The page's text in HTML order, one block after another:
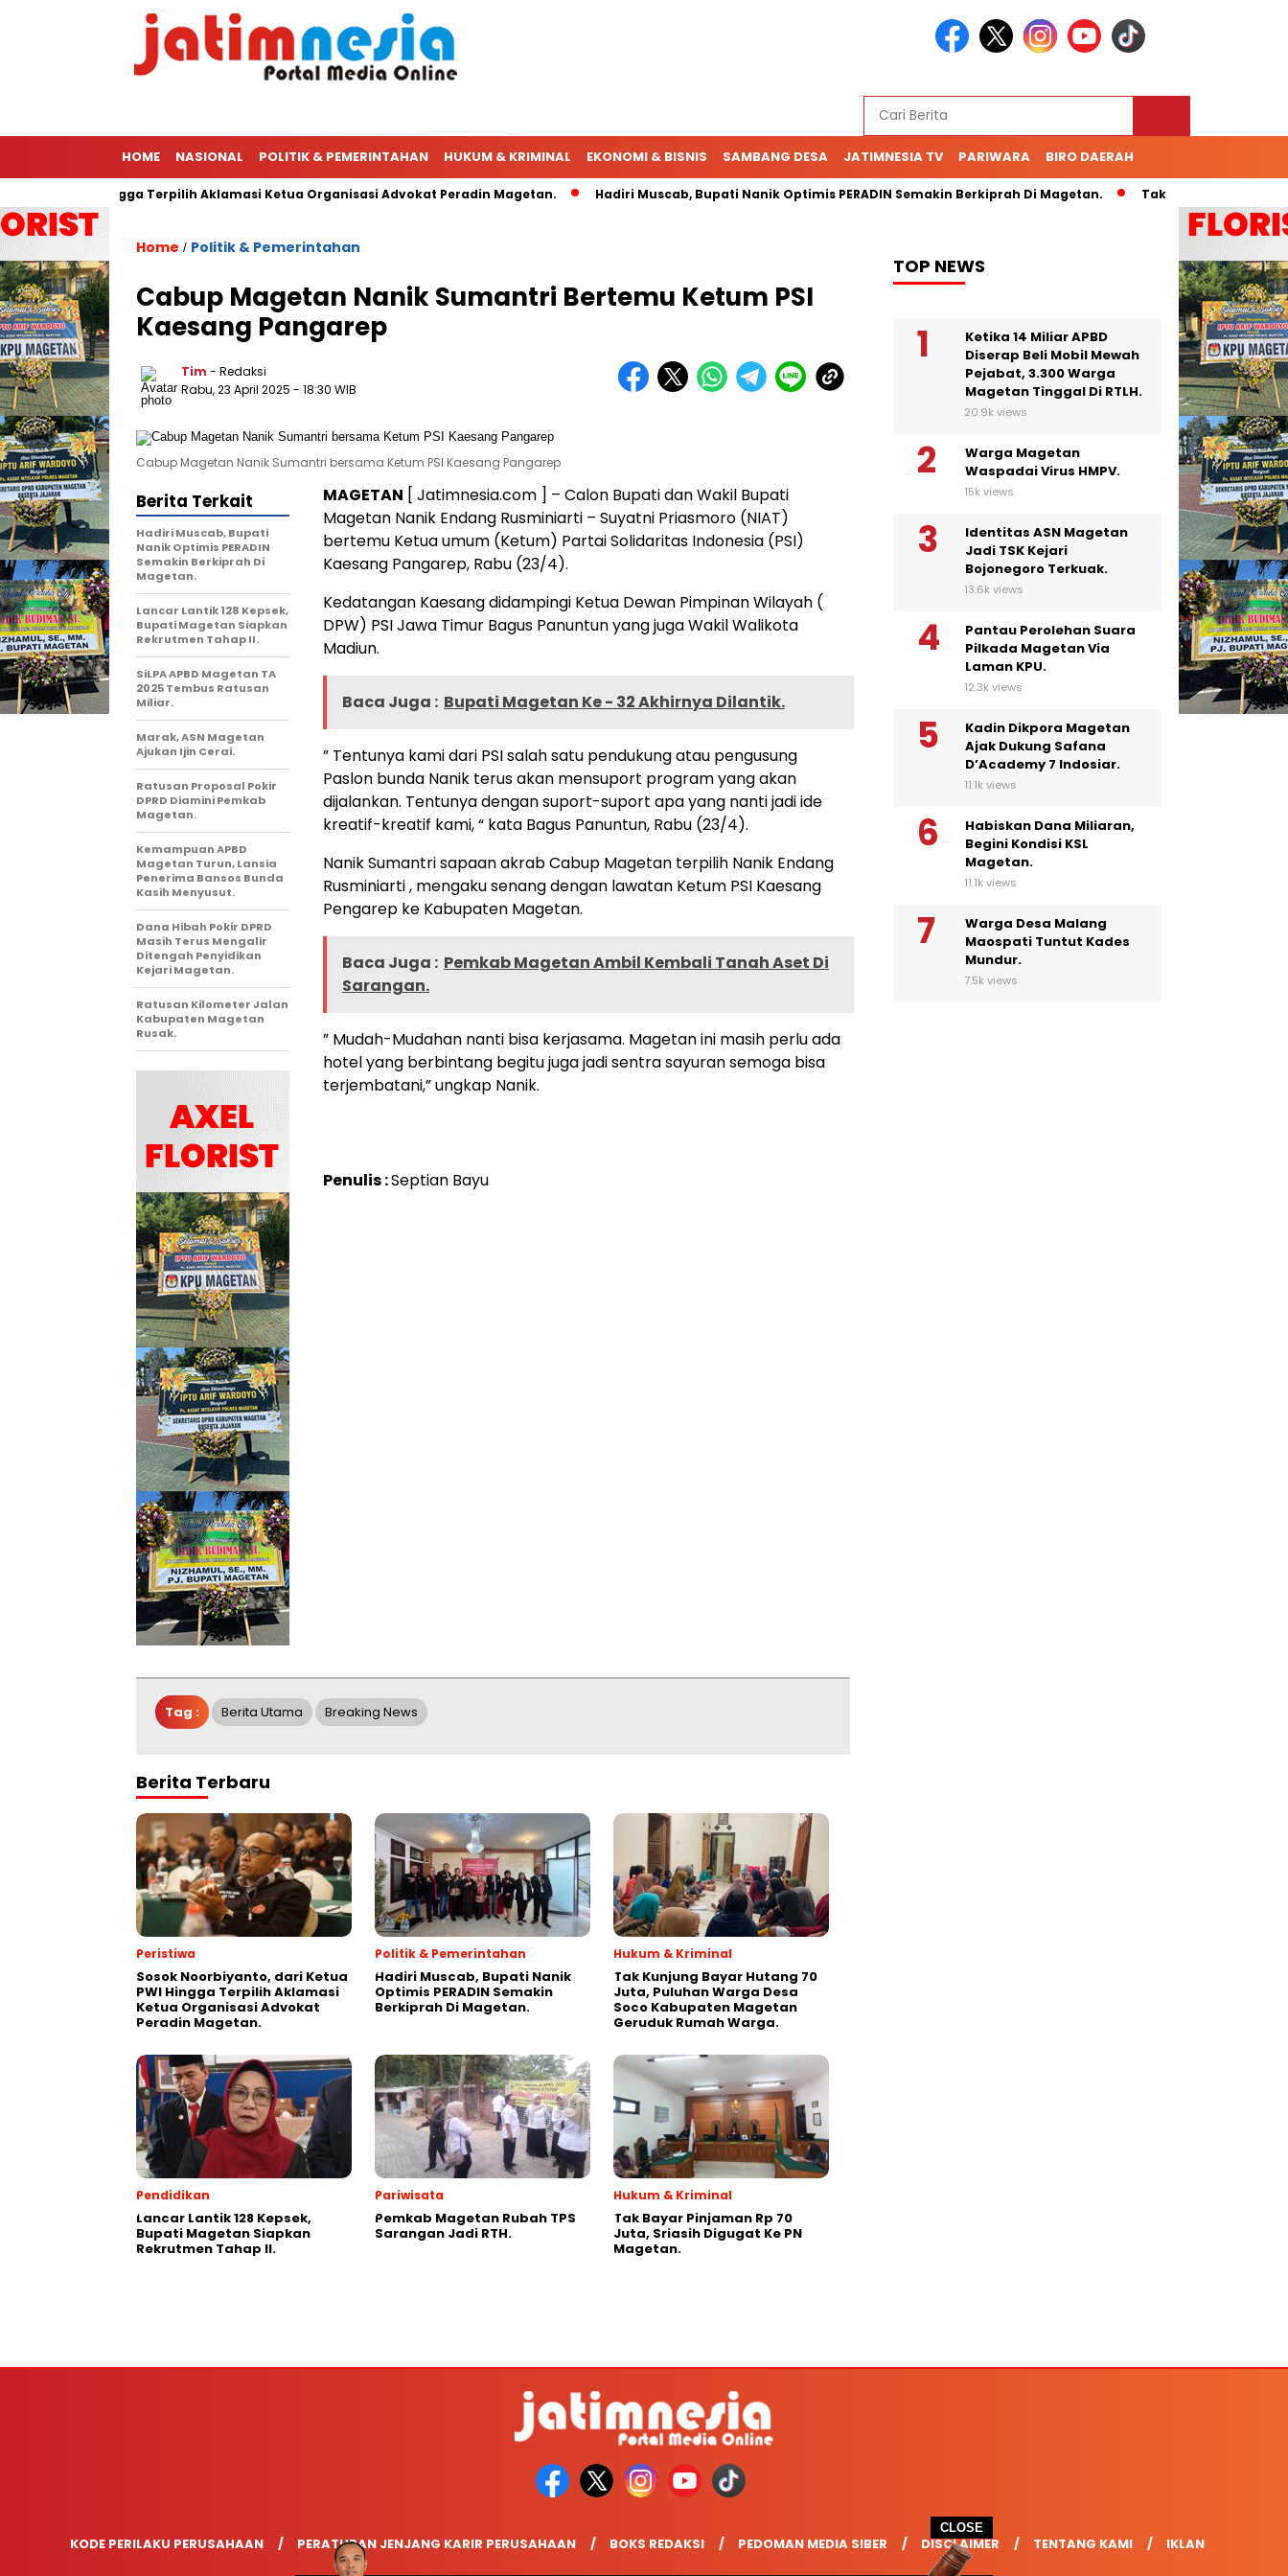
CLOSE
HOME NASIONAL POLITIK & PEMERINTAHAN HUKUM & KRIMINAL EKONOMI & BISNIS SAMBANG DESA JATIMNESIA TV PARIWARA BIRO DAERAH
PWI Hingga Terpilih Aklamasi Ketua Organisasi Advokat Peradin Magetan. Hadiri Muscab, Bupati Nanik Optimis PERADIN Semakin Berkiprah Di Magetan. Tak Kunjung Bayar
Home / Politik & Pemerintahan
Cabup Magetan Nanik Sumantri Bertemu Ketum PSI
Kaesang Pangarep
Tim - Redaksi
Rabu, 23 April 2025 - 18:30 WIB
Cabup Magetan Nanik Sumantri bersama Ketum PSI Kaesang Pangarep
MAGETAN [ Jatimnesia.com ] – Calon Bupati dan Wakil Bupati
Magetan Nanik Endang Rusminiarti – Suyatni Priasmoro (NIAT)
bertemu Ketua umum (Ketum) Partai Solidaritas Indonesia (PSI)
Kaesang Pangarep, Rabu (23/4).
Kedatangan Kaesang didampingi Ketua Dewan Pimpinan Wilayah (
DPW) PSI Jawa Timur Bagus Panuntun yang juga Wakil Walikota
Madiun.
Baca Juga : Bupati Magetan Ke - 32 Akhirnya Dilantik.
” Tentunya kami dari PSI salah satu pendukung atau pengusung
Paslon bunda Nanik terus akan mensuport program yang akan
dijalankan. Tentunya dengan suport-suport apa yang nanti jadi ide
kreatif-kreatif kami, “ kata Bagus Panuntun, Rabu (23/4).
Nanik Sumantri sapaan akrab Cabup Magetan terpilih Nanik Endang
Rusminiarti , mengaku senang dengan lawatan Ketum PSI Kaesang
Pengarep ke Kabupaten Magetan.
Baca Juga : Pemkab Magetan Ambil Kembali Tanah Aset Di
Sarangan.
” Mudah-Mudahan nanti bisa kerjasama. Magetan ini masih perlu ada
hotel yang berbintang begitu juga jadi sentra sayuran semoga bisa
terjembatani,” ungkap Nanik.
Penulis :Septian Bayu
Berita Terkait
Hadiri Muscab, Bupati
Nanik Optimis PERADIN
Semakin Berkiprah Di
Magetan.
Lancar Lantik 128 Kepsek,
Bupati Magetan Siapkan
Rekrutmen Tahap II.
SiLPA APBD Magetan TA
2025 Tembus Ratusan
Miliar.
Marak, ASN Magetan
Ajukan Ijin Cerai.
Ratusan Proposal Pokir
DPRD Diamini Pemkab
Magetan.
Kemampuan APBD
Magetan Turun, Lansia
Penerima Bansos Bunda
Kasih Menyusut.
Dana Hibah Pokir DPRD
Masih Terus Mengalir
Ditengah Penyidikan
Kejari Magetan.
Ratusan Kilometer Jalan
Kabupaten Magetan
Rusak.
Tag : Berita Utama Breaking News
Berita Terbaru
Peristiwa
Sosok Noorbiyanto, dari Ketua
PWI Hingga Terpilih Aklamasi
Ketua Organisasi Advokat
Peradin Magetan.
Politik & Pemerintahan
Hadiri Muscab, Bupati Nanik
Optimis PERADIN Semakin
Berkiprah Di Magetan.
Hukum & Kriminal
Tak Kunjung Bayar Hutang 70
Juta, Puluhan Warga Desa
Soco Kabupaten Magetan
Geruduk Rumah Warga.
Pendidikan
Lancar Lantik 128 Kepsek,
Bupati Magetan Siapkan
Rekrutmen Tahap II.
Pariwisata
Pemkab Magetan Rubah TPS
Sarangan Jadi RTH.
Hukum & Kriminal
Tak Bayar Pinjaman Rp 70
Juta, Sriasih Digugat Ke PN
Magetan.
TOP NEWS
Ketika 14 Miliar APBD
Diserap Beli Mobil Mewah
Pejabat, 3.300 Warga
Magetan Tinggal Di RTLH.
20.9k views
Warga Magetan
Waspadai Virus HMPV.
15k views
Identitas ASN Magetan
Jadi TSK Kejari
Bojonegoro Terkuak.
13.6k views
Pantau Perolehan Suara
Pilkada Magetan Via
Laman KPU.
12.3k views
Kadin Dikpora Magetan
Ajak Dukung Safana
D’Academy 7 Indosiar.
11.1k views
Habiskan Dana Miliaran,
Begini Kondisi KSL
Magetan.
11.1k views
Warga Desa Malang
Maospati Tuntut Kades
Mundur.
7.5k views
KODE PERILAKU PERUSAHAAN PERATURAN JENJANG KARIR PERUSAHAAN BOKS REDAKSI PEDOMAN MEDIA SIBER DISCLAIMER TENTANG KAMI IKLAN